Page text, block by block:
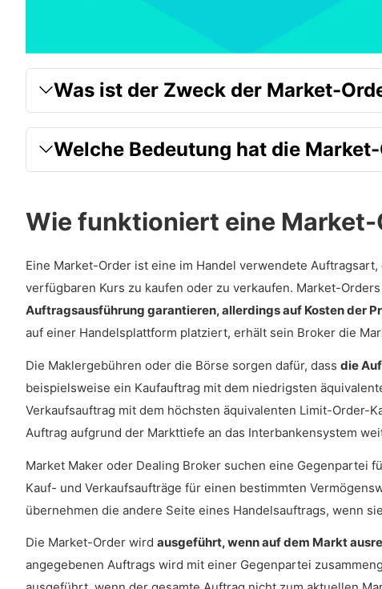
Was ist der Zweck der Market-
Welche Bedeutung hat die
Wie funktioniert eine Market-
Eine Market-Order ist eine im Handel verwendete
verfügbaren Kurs zu kaufen oder zu verkaufen. Market-
Auftragsausführung garantieren, allerdings auf Kosten der
auf einer Handelsplattform platziert, erhält sein Broker die
Die Maklergebühren oder die Börse sorgen dafür, dass die
beispielsweise ein Kaufauftrag mit dem niedrigsten
Verkaufsauftrag mit dem höchsten äquivalenten Limit-Order-
Auftrag aufgrund der Markttiefe an das Interbankensystem
Market Maker oder Dealing Broker suchen eine Gegenpartei
Kauf- und Verkaufsaufträge für einen bestimmten
übernehmen die andere Seite eines Handelsauftrags, wenn
Die Market-Order wird ausgeführt, wenn auf dem Markt
angegebenen Auftrags wird mit einer Gegenpartei